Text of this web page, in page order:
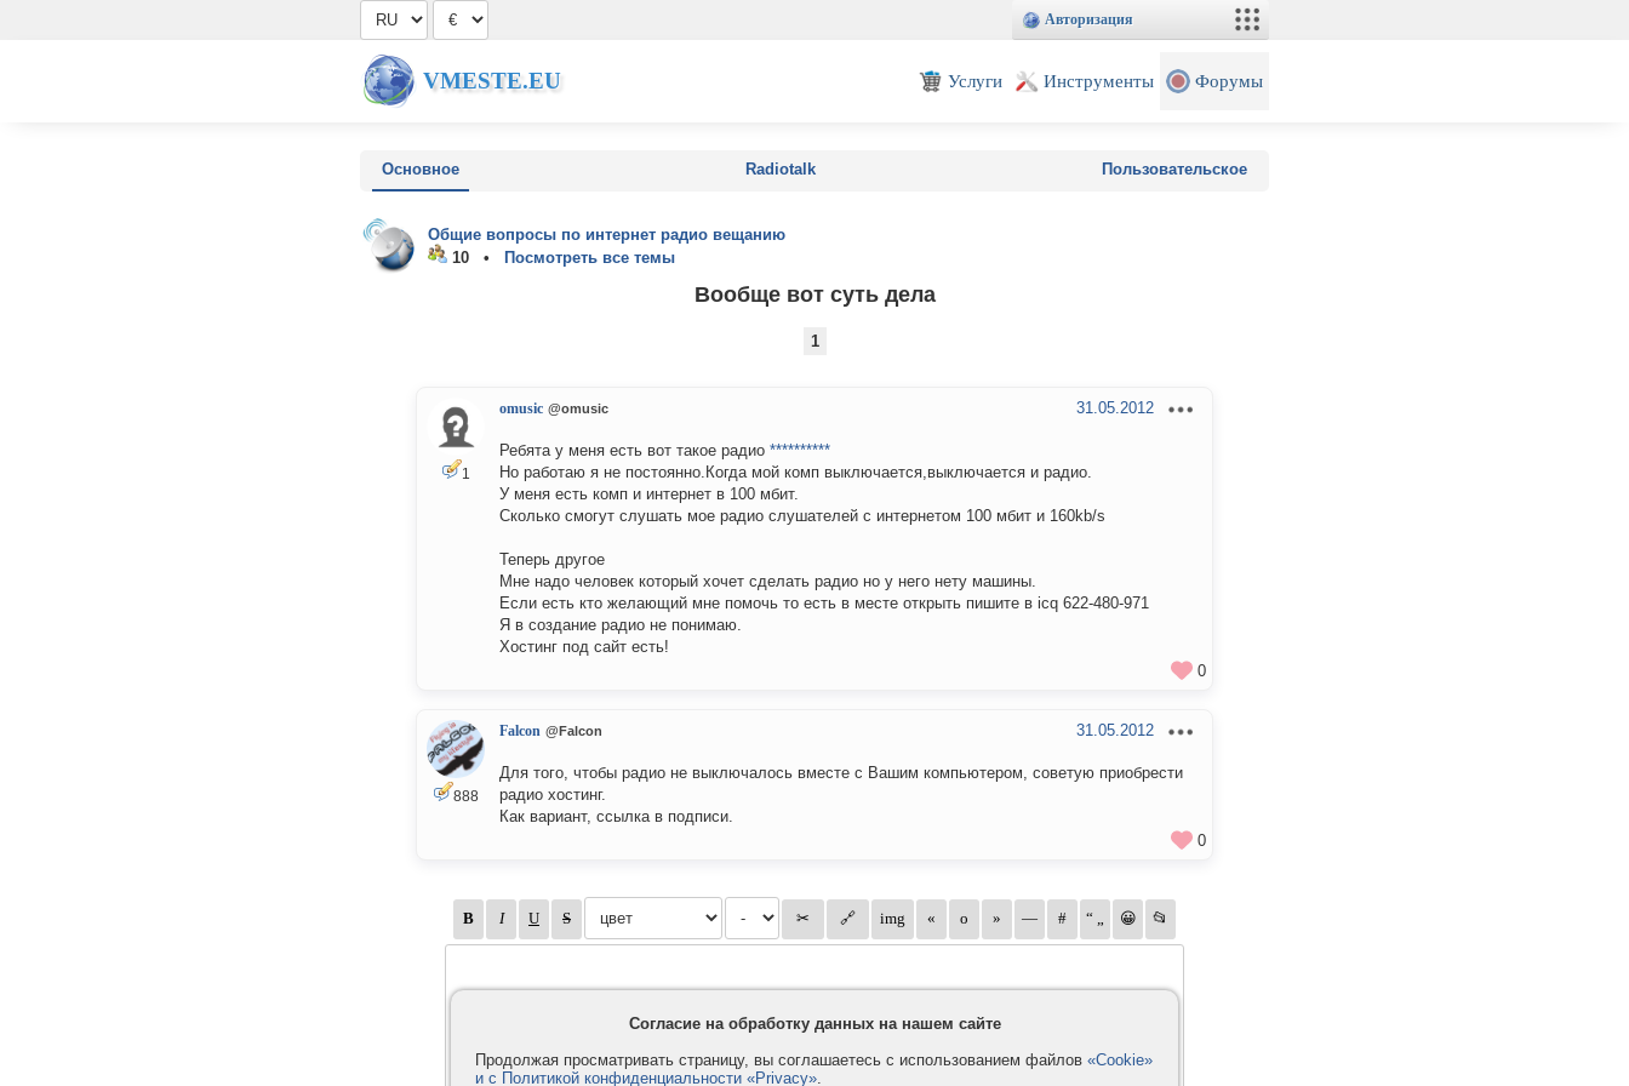
Авторизация
VMESTE.EU Услуги Инструменты Форумы
Основное Radiotalk Пользовательское
Общие вопросы по интернет радио вещанию
10 •
Посмотреть все темы
Вообще вот суть дела
1
1
omusic @omusic 31.05.2012
Ребята у меня есть вот такое радио **********
Но работаю я не постоянно.Когда мой комп выключается,выключается и радио.
У меня есть комп и интернет в 100 мбит.
Сколько смогут слушать мое радио слушателей с интернетом 100 мбит и 160kb/s
Теперь другое
Мне надо человек который хочет сделать радио но у него нету машины.
Если есть кто желающий мне помочь то есть в месте открыть пишите в icq 622-480-971
Я в создание радио не понимаю.
Хостинг под сайт есть!
0
888
Falcon @Falcon 31.05.2012
Для того, чтобы радио не выключалось вместе с Вашим компьютером, советую приобрести
радио хостинг.
Как вариант, ссылка в подписи.
0
Согласие на обработку данных на нашем сайте
Продолжая просматривать страницу, вы соглашаетесь с использованием файлов «Cookie»
и с Политикой конфиденциальности «Privacy».